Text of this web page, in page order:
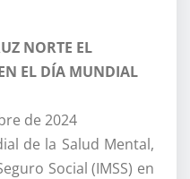
NORTE EL
EL DÍA MUNDIAL
de 2024
de la Salud Mental,
Social (IMSS) en